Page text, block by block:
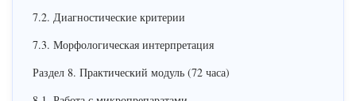
7.2. Диагностические критерии
7.3. Морфологическая интерпретация
Раздел 8. Практический модуль (72 часа)